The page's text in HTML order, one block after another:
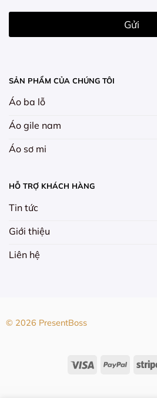
SẢN PHẨM CỦA CHÚNG TÔI
Áo ba lỗ
Áo gile nam
Áo sơ mi
HỖ TRỢ KHÁCH HÀNG
Tin tức
Giới thiệu
Liên hệ
l
Gửi
© 2026 PresentBoss